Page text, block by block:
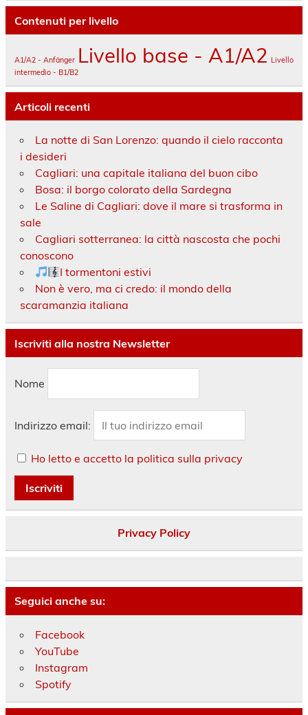
Contenuti per livello
A1/A2 - Anfänger Livello base - A1/A2 Livello
intermedio - B1/B2
Articoli recenti
La notte di San Lorenzo: quando il cielo racconta
i desideri
Cagliari: una capitale italiana del buon cibo
Bosa: il borgo colorato della Sardegna
Le Saline di Cagliari: dove il mare si trasforma in
sale
Cagliari sotterranea: la città nascosta che pochi
conoscono
I tormentoni estivi
Non è vero, ma ci credo: il mondo della
scaramanzia italiana
Iscriviti alla nostra Newsletter
Nome
Indirizzo email:
Ho letto e accetto la politica sulla privacy
Privacy Policy
Seguici anche su:
Facebook
YouTube
Instagram
Spotify